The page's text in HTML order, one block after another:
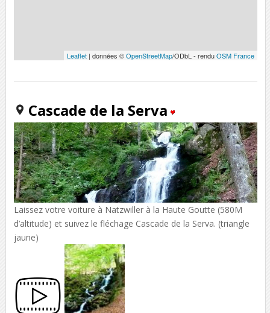
Leaflet | données ©OpenStreetMap/ODbL - renduOSM France
Cascade de la Serva
Laissez votre voiture à Natzwiller à la Haute Goutte (580M
d’altitude) et suivez le fléchage Cascade de la Serva. (triangle
jaune)